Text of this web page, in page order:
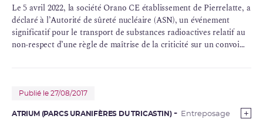
Le 5 avril 2022, la société Orano CE établissement de Pierrelatte, a
déclaré à l’Autorité desûreté nucléaire (ASN), unévénement
significatifpour le transport de substances radioactives relatif au
non-respect d’une règle de maîtrise de lacriticité sur un convoi
Publié le 27/08/2017
ATRIUM (PARCS URANIFÈRES DU TRICASTIN)
Entreposage